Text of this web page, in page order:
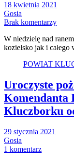
18 kwietnia 2021
Gosia
Brak komentarzy
W niedzielę nad
kozielsko jak i
POWIAT
Uroczyste
Komendanta
Kluczborku
29 stycznia 2021
Gosia
1 komentarz